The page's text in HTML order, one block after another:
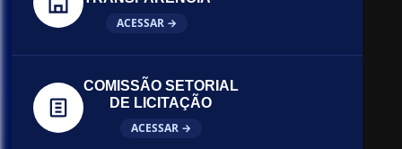
ACESSAR →
COMISSÃO SETORIAL
DE LICITAÇÃO
ACESSAR →